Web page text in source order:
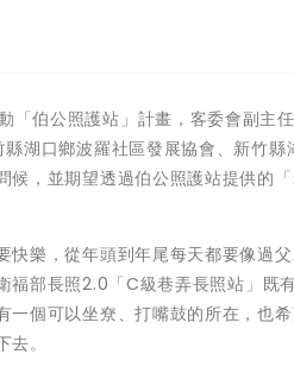
伯公照護站」計畫，客委會副主
湖口鄉波羅社區發展協會、新竹縣
，並期望透過伯公照護站提供的
樂，從年頭到年尾每天都要像過
福部長照2.0「C級巷弄長照站」既
個可以坐尞、打嘴鼓的所在，也
。